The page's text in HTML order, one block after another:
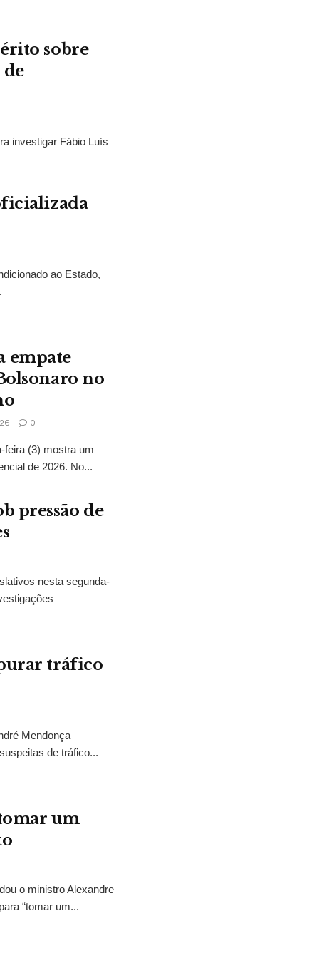
sobre
investigar Fábio Luís
ao Estado,
empate
no
0
feira (3) mostra um
de 2026. No...
pressão de
nesta segunda-
tráfico
Mendonça
de tráfico...
um
o ministro Alexandre
“tomar um...